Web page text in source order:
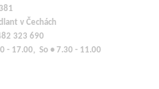
v Čechách
323 690
- 17.00, So • 7.30 - 11.00